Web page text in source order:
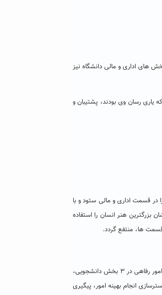
های اداری و مالی دانشگاه نیز
یاری رسان وی بودند، پشتیبان و
در قسمت اداری و مالی ستود و با
بزرگترین هنر انسان را استفاده
قسمت ها، منتفع گردد.
دکتر عسکری همچنین تلاش مضاعف، قانونمداری در عین انعطاف پذیری، تقویت ستاد و کمیته رفاهی دانشگاه در بسط و توسعه امور رفاهی در ۳ بخش دانشجویی،
انجام بهینه امور، پیگیری